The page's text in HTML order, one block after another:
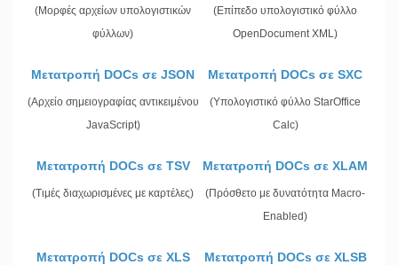
(Μορφές αρχείων υπολογιστικών
φύλλων)
(Επίπεδο υπολογιστικό φύλλο
OpenDocument XML)
Μετατροπή DOCs σε JSON
(Αρχείο σημειογραφίας αντικειμένου
JavaScript)
Μετατροπή DOCs σε SXC
(Υπολογιστικό φύλλο StarOffice
Calc)
Μετατροπή DOCs σε TSV
(Τιμές διαχωρισμένες με καρτέλες)
Μετατροπή DOCs σε XLAM
(Πρόσθετο με δυνατότητα Macro-
Enabled)
Μετατροπή DOCs σε XLS Μετατροπή DOCs σε XLSB